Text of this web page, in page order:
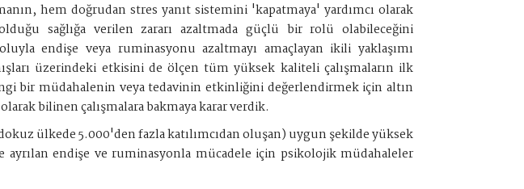
hem doğrudan stres yanıt sistemini 'kapatmaya' yardımcı olarak
sağlığa verilen zararı azaltmada güçlü bir rolü olabileceğini
endişe veya ruminasyonu azaltmayı amaçlayan ikili yaklaşımı
üzerindeki etkisini de ölçen tüm yüksek kaliteli çalışmaların ilk
bir müdahalenin veya tedavinin etkinliğini değerlendirmek için altın
bilinen çalışmalara bakmaya karar verdik.
ülkede 5.000'den fazla katılımcıdan oluşan) uygun şekilde yüksek
ayrılan endişe ve ruminasyonla mücadele için psikolojik müdahaleler